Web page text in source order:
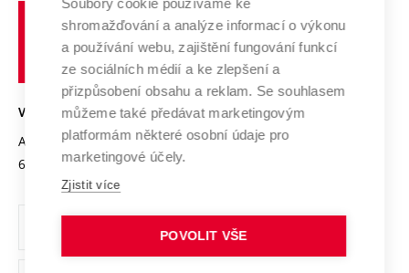
Výzkumné infrastruktury
Transfer znalostí
Open Science
Projekty
Projekty ze strukturálních fondů
Specifický výzkum
Služby univerzity
Mezinárodní dohody
Univerzitní sítě
Udržitelná univerzita
Podnikavá univerzita / ContriBUTe
Bezpečná univerzita
Vyznamenání
Organizační struktura
Ochrana osobních údajů
učení
technické
VYSOKÉ UČENÍ TECHNICKÉ V BRNĚ
Antonínská 548/1
602 00 Brno
www.vut.cz
vut@vutbr.cz
Soubory cookie používáme ke
shromažďování a analýze informací o výkonu
a používání webu, zajištění fungování funkcí
ze sociálních médií a ke zlepšení a
přizpůsobení obsahu a reklam. Se souhlasem
můžeme také předávat marketingovým
platformám některé osobní údaje pro
marketingové účely.
Zjistit více
POVOLIT VŠE